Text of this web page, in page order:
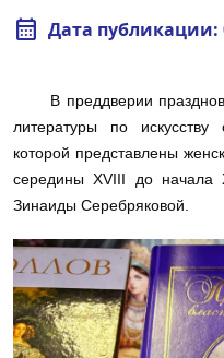
calendar_month Дата публикации:
В преддверии
литературы по
которой представлены
серединыXVIII до начала
Зинаиды Серебряковой.